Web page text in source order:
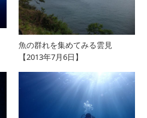
魚の群れを集めてみる雲見
【2013年7月6日】